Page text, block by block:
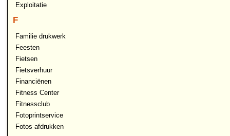
Exploitatie
F
Familie drukwerk
Feesten
Fietsen
Fietsverhuur
Financiënen
Fitness Center
Fitnessclub
Fotoprintservice
Fotos afdrukken